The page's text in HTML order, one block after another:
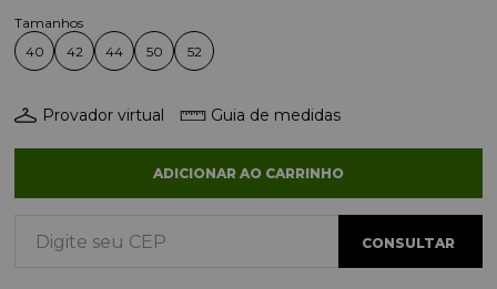
40 42 44 50 52
Provador virtual Guia de medidas
ADICIONAR AO CARRINHO